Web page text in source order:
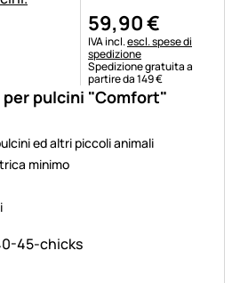
pulcini "Comfort"
ed altri piccoli animali
minimo
59,90€
Informazioni fiscali:
IVA incl.escl. spese di
spedizione
Spedizione gratuita a
partire da 149 €